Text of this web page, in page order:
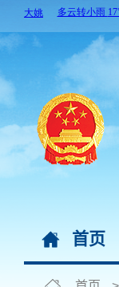
首页